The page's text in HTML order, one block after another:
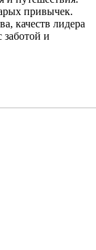
привычек.
качеств лидера
заботой и